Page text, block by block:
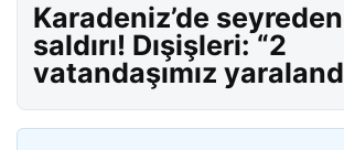
Karadeniz’de
saldırı! Dışişleri: “2
vatandaşımız